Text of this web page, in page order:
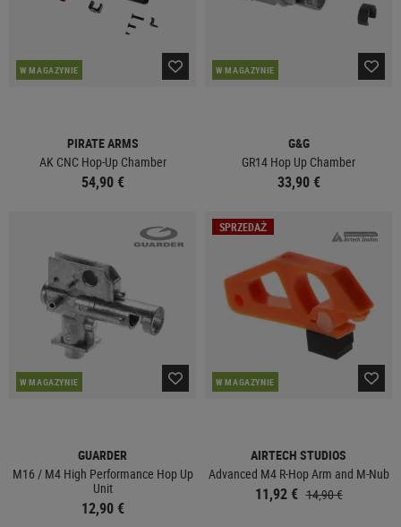
W MAGAZYNIE
PIRATE ARMS
AK CNC Hop-Up Chamber
54,90 €
W MAGAZYNIE
G&G
GR14 Hop Up Chamber
33,90 €
W MAGAZYNIE
GUARDER
M16 / M4 High Performance Hop Up
Unit
12,90 €
SPRZEDAŻ
W MAGAZYNIE
AIRTECH STUDIOS
Advanced M4 R-Hop Arm and M-Nub
11,92 € 14,90 €